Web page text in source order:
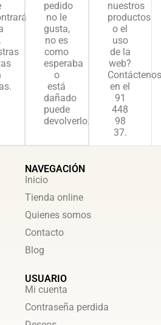
pedido
no le
gusta,
no es
como
esperaba
o
está
dañado
puede
devolverlo.
nuestros
productos
o el
uso
de la
web?
Contáctenos
en el
91
448
98
37.
NAVEGACIÓN
Inicio
Tienda online
Quienes somos
Contacto
Blog
USUARIO
Mi cuenta
Contraseña perdida